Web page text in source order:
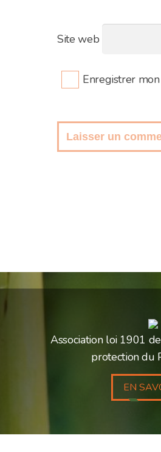
Site web
Enregistrer
Association loi 1901
protection du
EN